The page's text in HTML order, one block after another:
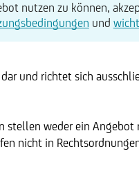
nutzen zu können,
und
und richtet sich
stellen weder ein Angebot
nicht in